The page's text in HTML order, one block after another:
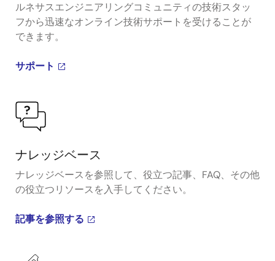
ルネサスエンジニアリングコミュニティの技術スタッ
フから迅速なオンライン技術サポートを受けることが
できます。
サポート
ナレッジベース
ナレッジベースを参照して、役立つ記事、FAQ、その他
の役立つリソースを入手してください。
記事を参照する